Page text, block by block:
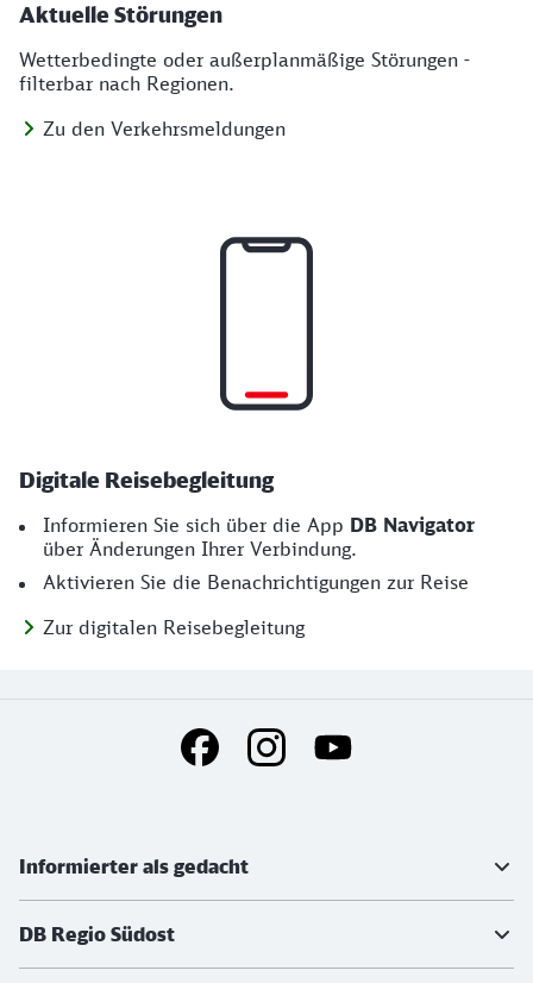
Aktuelle Störungen
Wetterbedingte oder außerplanmäßige Störungen -
filterbar nach Regionen.
Zu den Verkehrsmeldungen
Digitale Reisebegleitung
Informieren Sie sich über die App DB Navigator
über Änderungen Ihrer Verbindung.
Aktivieren Sie die Benachrichtigungen zur Reise
Zur digitalen Reisebegleitung
Social Media Links
Informierter als gedacht
DB Regio Südost